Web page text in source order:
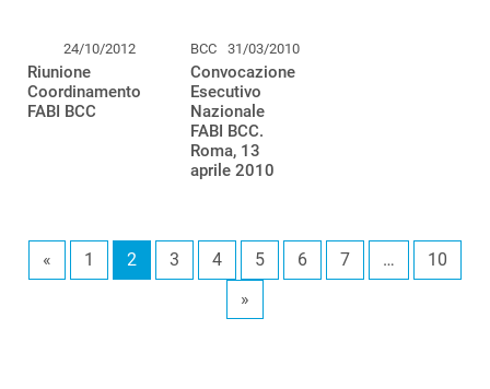
24/10/2012
Riunione
Coordinamento
FABI BCC
BCC 31/03/2010
Convocazione
Esecutivo
Nazionale
FABI BCC.
Roma, 13
aprile 2010
« 1 2 3 4 5 6 7 …
10
»